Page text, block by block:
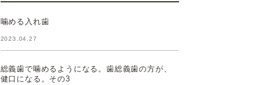
噛める入れ歯
2023.04.27
総義歯で噛めるようになる。歯総義歯の方が、
健口になる。その3